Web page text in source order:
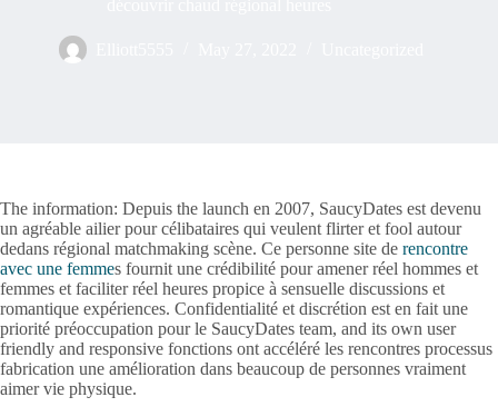
The information: Depuis the launch en 2007, SaucyDates est devenu
un agréable ailier pour célibataires qui veulent flirter et fool autour
dedans régional matchmaking scène. Ce personne site de rencontre
avec une femmes fournit une crédibilité pour amener réel hommes et
femmes et faciliter réel heures propice à sensuelle discussions et
romantique expériences. Confidentialité et discrétion est en fait une
priorité préoccupation pour le SaucyDates team, and its own user
friendly and responsive fonctions ont accéléré les rencontres processus
fabrication une amélioration dans beaucoup de personnes vraiment
aimer vie physique.